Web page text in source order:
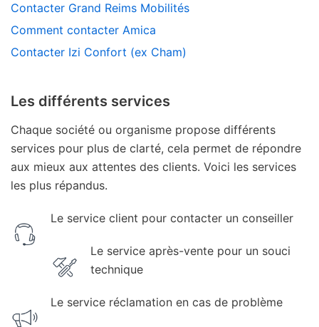
Contacter Grand Reims Mobilités
Comment contacter Amica
Contacter Izi Confort (ex Cham)
Les différents services
Chaque société ou organisme propose différents
services pour plus de clarté, cela permet de répondre
aux mieux aux attentes des clients. Voici les services
les plus répandus.
Le service client pour contacter un conseiller
Le service après-vente pour un souci
technique
Le service réclamation en cas de problème